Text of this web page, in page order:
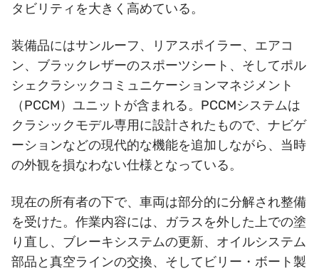
タビリティを大きく高めている。
装備品にはサンルーフ、リアスポイラー、エアコ
ン、ブラックレザーのスポーツシート、そしてポル
シェクラシックコミュニケーションマネジメント
（PCCM）ユニットが含まれる。PCCMシステムは
クラシックモデル専用に設計されたもので、ナビゲ
ーションなどの現代的な機能を追加しながら、当時
の外観を損なわない仕様となっている。
現在の所有者の下で、車両は部分的に分解され整備
を受けた。作業内容には、ガラスを外した上での塗
り直し、ブレーキシステムの更新、オイルシステム
部品と真空ラインの交換、そしてビリー・ボート製